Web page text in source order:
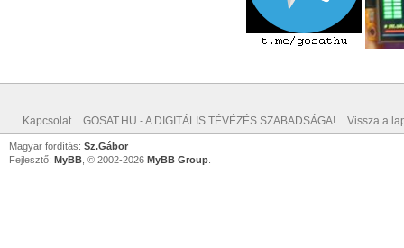
Kapcsolat GOSAT.HU - A DIGITÁLIS TÉVÉZÉS SZABADSÁGA! Vissza a
Magyar fordítás: Sz.Gábor
Fejlesztő: MyBB , © 2002-2026 MyBB Group